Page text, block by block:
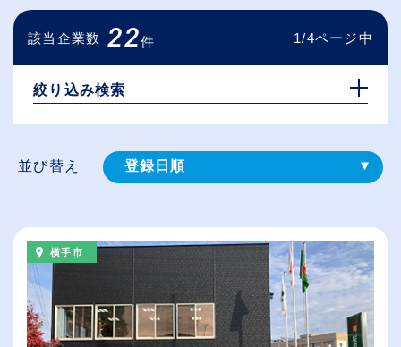
該当企業数 22件 1/4ページ中
絞り込み検索
並び替え 登録⽇順
（⾼卒の給与を基準）
従業員が多い順
休日数が多い順
横手市